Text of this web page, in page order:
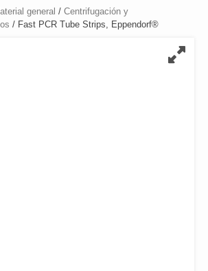
general / Centrifugación y
/ Fast PCR Tube Strips, Eppendorf®